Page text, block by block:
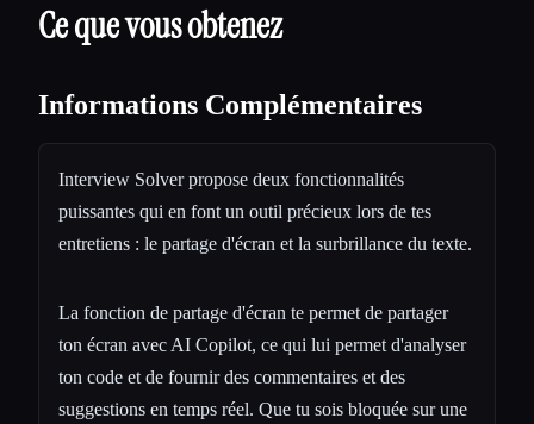
Ce que vous obtenez
Informations Complémentaires
Interview Solver propose deux fonctionnalités
puissantes qui en font un outil précieux lors de tes
entretiens : le partage d'écran et la surbrillance du texte.
La fonction de partage d'écran te permet de partager
ton écran avec AI Copilot, ce qui lui permet d'analyser
ton code et de fournir des commentaires et des
suggestions en temps réel. Que tu sois bloquée sur une